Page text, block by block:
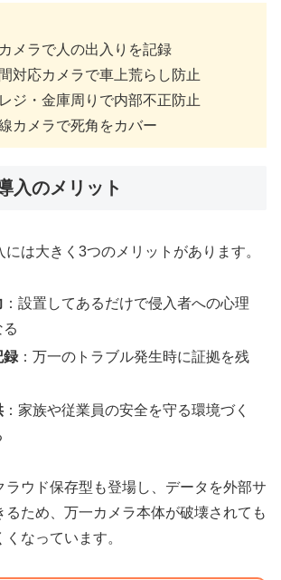
メラで人の出入りを記録
対応カメラで車上荒らし防止
ジ・金庫周りで内部不正防止
カメラで死角をカバー
入のメリット
には大きく3つのメリットがあります。
：設置してあるだけで侵入者への心理
録 ：万一のトラブル発生時に証拠を残
：家族や従業員の安全を守る環境づく
ラウド保存型も登場し、データを外部サ
るため、万一カメラ本体が破壊されても
なっています。